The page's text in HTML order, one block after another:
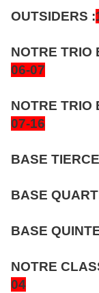
OUTSIDERS :
NOTRE TRIO
06-07
NOTRE TRIO
07-16
BASE
BASE
BASE
NOTRE
04